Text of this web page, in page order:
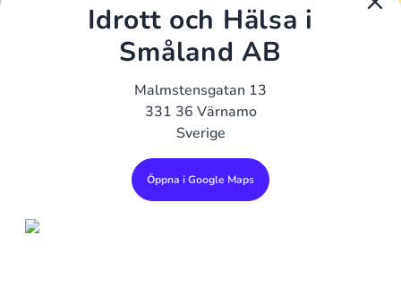
Idrott och Hälsa i
Småland AB
Malmstensgatan 13
331 36 Värnamo
Sverige
Öppna i Google Maps